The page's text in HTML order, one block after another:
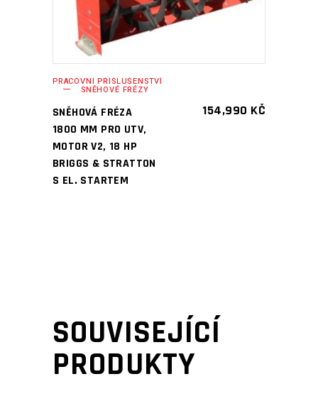
PRACOVNÍ PŘÍSLUŠENSTVÍ
SNĚHOVÉ FRÉZY
SNĚHOVÁ FRÉZA
1800 MM PRO UTV,
MOTOR V2, 18 HP
BRIGGS & STRATTON
S EL. STARTEM
154,990 KČ
SOUVISEJÍCÍ
PRODUKTY